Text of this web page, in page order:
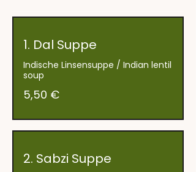
1. Dal Suppe
Indische Linsensuppe / Indian lentil
soup
5,50 €
2. Sabzi Suppe